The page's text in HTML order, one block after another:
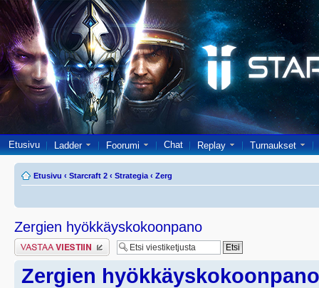
Etusivu Ladder Foorumi Chat Replay Turnaukset
Etusivu ‹ Starcraft 2 ‹ Strategia ‹ Zerg
Zergien hyökkäyskokoonpano
Lähetä vastaus
Zergien hyökkäyskokoonpano